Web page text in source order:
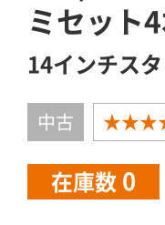
ミセット
14インチス
中古
在庫数 0